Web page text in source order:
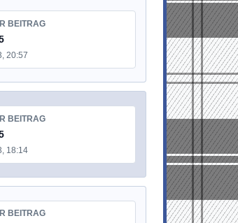
BEITRAG
20:57
BEITRAG
18:14
BEITRAG